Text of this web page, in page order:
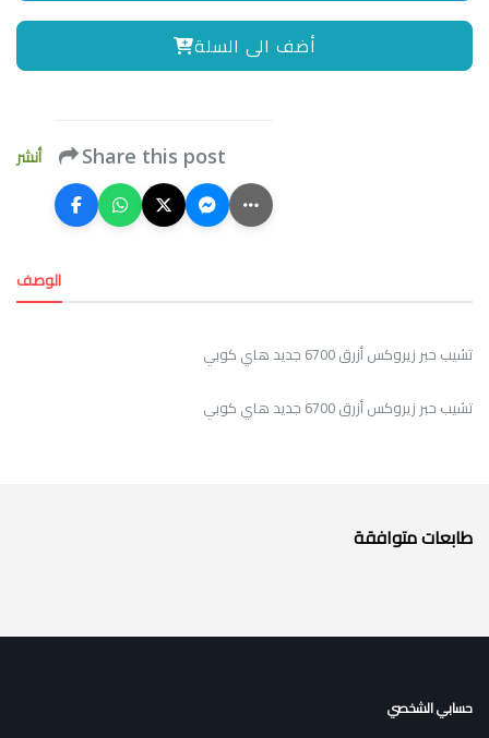
أضف الى السلة
أنشر Share this post
الوصف
تشيب حبر زيروكس أزرق 6700 جديد هاي كوبي
تشيب حبر زيروكس أزرق 6700 جديد هاي كوبي
طابعات متوافقة
حسابي الشخصي